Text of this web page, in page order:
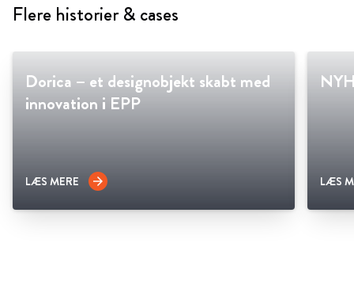
Flere historier & cases
Dorica – et designobjekt skabt med
innovation i EPP
LÆS MERE arrow_forward LÆS